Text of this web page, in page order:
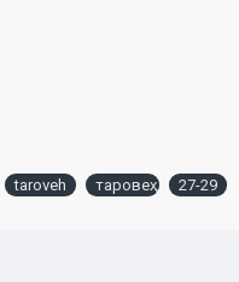
taroveh таровеҳ 27-29